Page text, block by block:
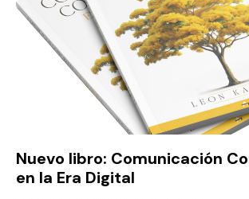
Nuevo libro: Comunicación
en la Era Digital